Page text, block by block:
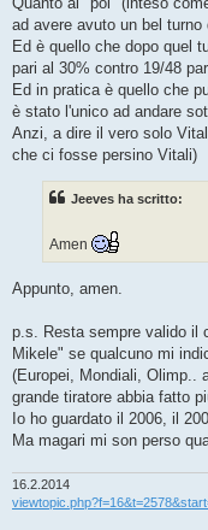
ad avere avuto un bel turno
Ed è quello che dopo quel
pari al 30% contro 19/48
Ed in pratica è quello che
è stato l'unico ad andare
Anzi, a dire il vero solo
che ci fosse persino Vitali)
Jeeves ha scritto:
Amen
Appunto, amen.
p.s. Resta sempre valido il
Mikele" se qualcuno mi
(Europei, Mondiali, Olimp..
grande tiratore abbia fatto
Io ho guardato il 2006, il
Ma magari mi son perso
16.2.2014